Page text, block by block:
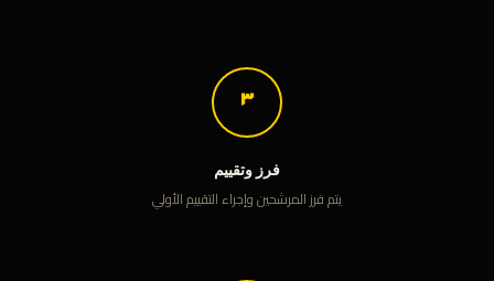
٣
فرز وتقييم
يتم فرز المرشحين وإجراء التقييم الأولي